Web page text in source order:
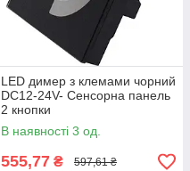
LED димер з клемами чорний
DC12-24V- Сенсорна панель
2 кнопки
В наявності 3 од.
555,77 ₴ 597,61 ₴